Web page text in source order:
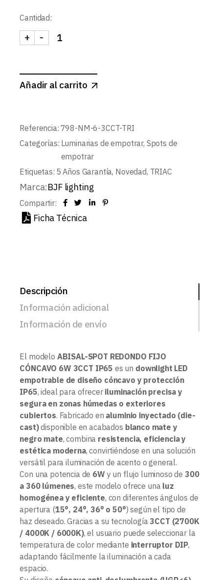
Cantidad:
ABISAL-SPOT REDONDO FIJO CONCAVO 6W
-
+
Añadir al carrito
Referencia: 798-NM-6-3CCT-TRI
Categorías: Luminarias de empotrar, Spots de
empotrar
Etiquetas: 5 Años Garantía, Novedad, TRIAC
Marca:BJF lighting
Compartir:
Ficha Técnica
Descripción
Información adicional
Información de envío
El modelo ABISAL-SPOT REDONDO FIJO
CÓNCAVO 6W 3CCT IP65 es un downlight LED
empotrable de diseño cóncavo y protección
IP65, ideal para ofrecer iluminación precisa y
segura en zonas húmedas o exteriores
cubiertos. Fabricado en aluminio inyectado (die-
cast)disponible en acabados blanco mate y
negro mate, combina resistencia, eficiencia y
estética moderna, convirtiéndose en una solución
versátil para iluminación de acento o general.
Con una potencia de 6W y un flujo luminoso de 300
a 360 lúmenes, este modelo ofrece una luz
homogénea y eficiente, con diferentes ángulos de
apertura (15°, 24°, 36° o 50°) según el tipo de
haz deseado. Gracias a su tecnología 3CCT (2700K
/ 4000K / 6000K), el usuario puede seleccionar la
temperatura de color mediante interruptor DIP,
adaptando fácilmente la iluminación a cada
espacio.